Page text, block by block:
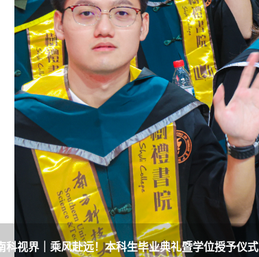
科视界｜乘风赴远！本科生毕业典礼暨学位授予仪式